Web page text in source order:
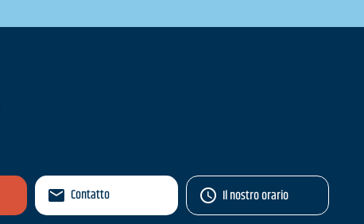
Contatto Il nostro orario